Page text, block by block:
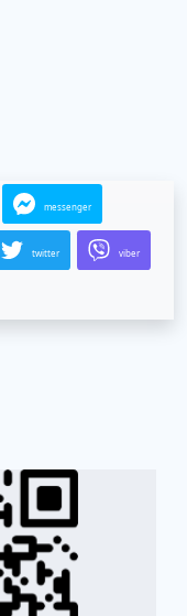
messenger
twitter viber